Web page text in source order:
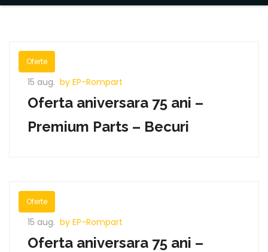
Oferte
15 aug. by EP-Rompart
Oferta aniversara 75 ani –
Premium Parts – Becuri
Oferte
15 aug. by EP-Rompart
Oferta aniversara 75 ani –